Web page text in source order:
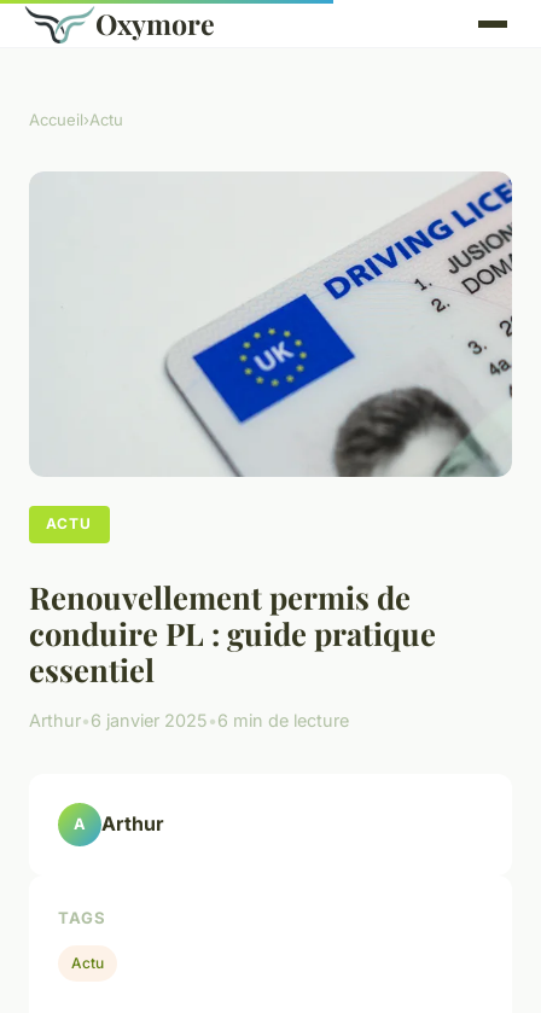
Oxymore
Accueil›Actu
ACTU
Renouvellement permis de
conduire PL : guide pratique
essentiel
Arthur•6 janvier 2025•6 min de lecture
A Arthur
TAGS
Actu